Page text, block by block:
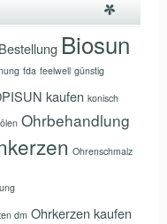
Bestellung Biosun
fda feelwell günstig
kaufen konisch
Ohrbehandlung
Ohrenschmalz
dm Ohrkerzen kaufen